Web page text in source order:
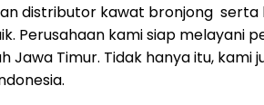
distributor kawat bronjong
Perusahaan kami siap melayani
Jawa Timur. Tidak hanya itu, kami